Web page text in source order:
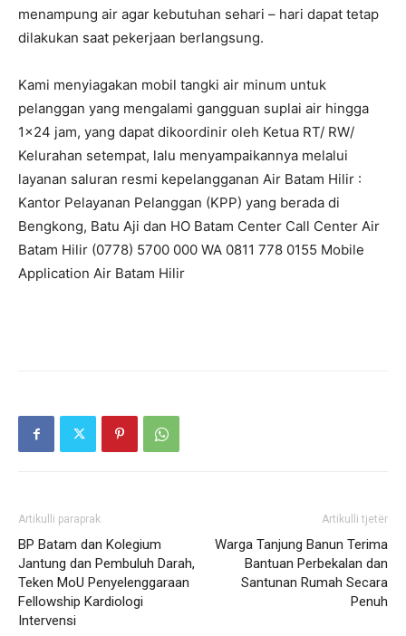
menampung air agar kebutuhan sehari – hari dapat tetap
dilakukan saat pekerjaan berlangsung.
Kami menyiagakan mobil tangki air minum untuk
pelanggan yang mengalami gangguan suplai air hingga
1×24 jam, yang dapat dikoordinir oleh Ketua RT/ RW/
Kelurahan setempat, lalu menyampaikannya melalui
layanan saluran resmi kepelangganan Air Batam Hilir :
Kantor Pelayanan Pelanggan (KPP) yang berada di
Bengkong, Batu Aji dan HO Batam Center Call Center Air
Batam Hilir (0778) 5700 000 WA 0811 778 0155 Mobile
Application Air Batam Hilir
Artikulli paraprak
BP Batam dan Kolegium
Jantung dan Pembuluh Darah,
Teken MoU Penyelenggaraan
Fellowship Kardiologi
Intervensi
Artikulli tjetër
Warga Tanjung Banun Terima
Bantuan Perbekalan dan
Santunan Rumah Secara
Penuh